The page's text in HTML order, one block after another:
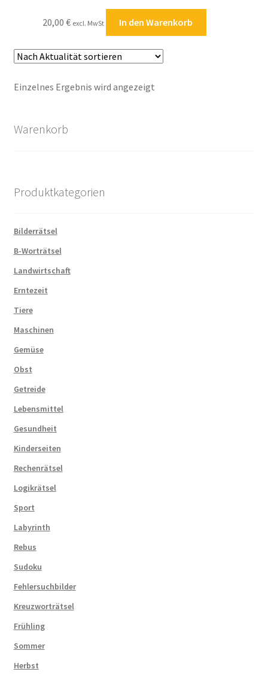
Mein Konto
Shop
Über Rätselkind
20,00 € excl. MwSt In den Warenkorb
Einzelnes Ergebnis wird angezeigt
Warenkorb
Produktkategorien
Bilderrätsel
B-Worträtsel
Landwirtschaft
Erntezeit
Tiere
Maschinen
Gemüse
Obst
Getreide
Lebensmittel
Gesundheit
Kinderseiten
Rechenrätsel
Logikrätsel
Sport
Labyrinth
Rebus
Sudoku
Fehlersuchbilder
Kreuzworträtsel
Frühling
Sommer
Herbst